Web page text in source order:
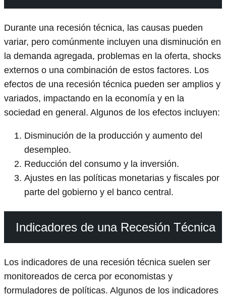
Durante una recesión técnica, las causas pueden
variar, pero comúnmente incluyen una disminución en
la demanda agregada, problemas en la oferta, shocks
externos o una combinación de estos factores. Los
efectos de una recesión técnica pueden ser amplios y
variados, impactando en la economía y en la
sociedad en general. Algunos de los efectos incluyen:
Disminución de la producción y aumento del
desempleo.
Reducción del consumo y la inversión.
Ajustes en las políticas monetarias y fiscales por
parte del gobierno y el banco central.
Indicadores de una Recesión Técnica
Los indicadores de una recesión técnica suelen ser
monitoreados de cerca por economistas y
formuladores de políticas. Algunos de los indicadores